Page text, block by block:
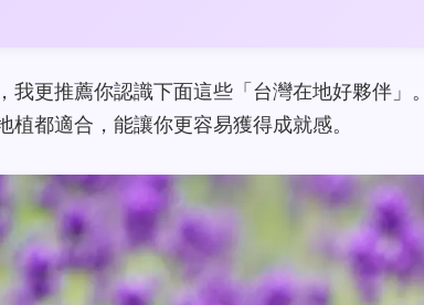
我更推薦你認識下面這些「台灣在地好夥伴」
植都適合，能讓你更容易獲得成就感。